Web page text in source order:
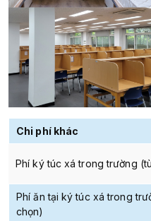
Chi phí khác
Phí ký túc xá trong trường
Phí ăn tại ký túc xá trong
chọn)